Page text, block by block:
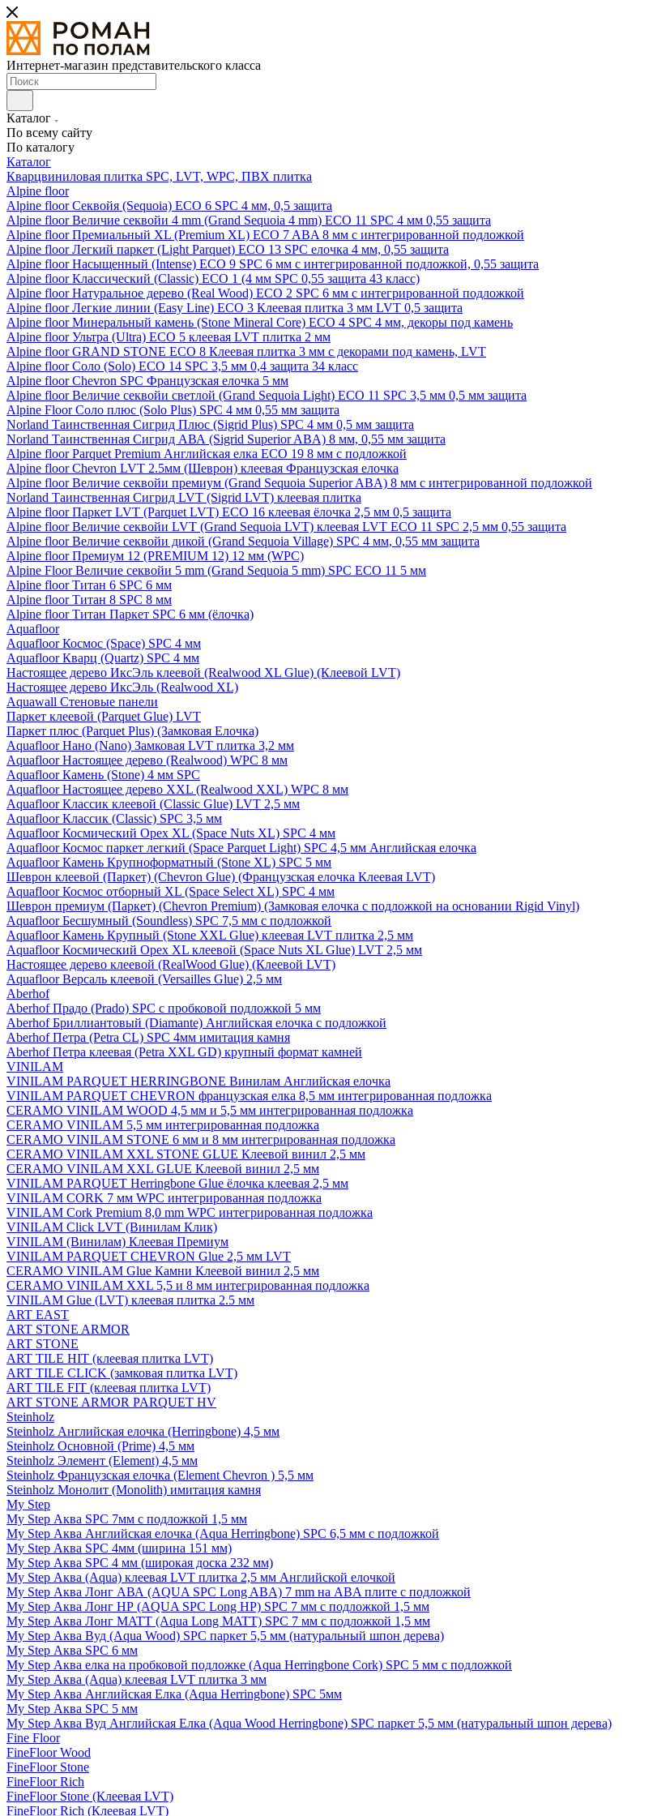
Интернет-магазин представительского класса
Каталог
По всему сайту
По каталогу
Каталог
Кварцвиниловая плитка SPC, LVT, WPC, ПВХ плитка
Alpine floor
Alpine floor Секвойя (Sequoia) ECO 6 SPC 4 мм, 0,5 защита
Alpine floor Величие секвойи 4 mm (Grand Sequoia 4 mm) ECO 11 SPC 4 мм 0,55 защита
Alpine floor Премиальный XL (Premium XL) ECO 7 ABA 8 мм с интегрированной подложкой
Alpine floor Легкий паркет (Light Parquet) ECO 13 SPC елочка 4 мм, 0,55 защита
Alpine floor Насыщенный (Intense) ECO 9 SPC 6 мм с интегрированной подложкой, 0,55 защита
Alpine floor Классический (Classic) ECO 1 (4 мм SPC 0,55 защита 43 класс)
Alpine floor Натуральное дерево (Real Wood) ECO 2 SPC 6 мм с интегрированной подложкой
Alpine floor Легкие линии (Easy Line) ECO 3 Клеевая плитка 3 мм LVT 0,5 защита
Alpine floor Минеральный камень (Stone Mineral Core) ECO 4 SPC 4 мм, декоры под камень
Alpine floor Ультра (Ultra) ECO 5 клеевая LVT плитка 2 мм
Alpine floor GRAND STONE ECO 8 Клеевая плитка 3 мм с декорами под камень, LVT
Alpine floor Соло (Solo) ECO 14 SPC 3,5 мм 0,4 защита 34 класс
Alpine floor Chevron SPC Французская елочка 5 мм
Alpine floor Величие секвойи светлой (Grand Sequoia Light) ECO 11 SPC 3,5 мм 0,5 мм защита
Alpine Floor Соло плюс (Solo Plus) SPC 4 мм 0,55 мм защита
Norland Таинственная Сигрид Плюс (Sigrid Plus) SPC 4 мм 0,5 мм защита
Norland Таинственная Сигрид АВА (Sigrid Superior ABA) 8 мм, 0,55 мм защита
Alpine floor Parquet Premium Английская елка ECO 19 8 мм с подложкой
Alpine floor Chevron LVT 2.5мм (Шеврон) клеевая Французская елочка
Alpine floor Величие секвойи премиум (Grand Sequoia Superior ABA) 8 мм с интегрированной подложкой
Norland Таинственная Сигрид LVT (Sigrid LVT) клеевая плитка
Alpine floor Паркет LVT (Parquet LVT) ECO 16 клеевая ёлочка 2,5 мм 0,5 защита
Alpine floor Величие секвойи LVT (Grand Sequoia LVT) клеевая LVT ECO 11 SPC 2,5 мм 0,55 защита
Alpine floor Величие секвойи дикой (Grand Sequoia Village) SPC 4 мм, 0,55 мм защита
Alpine floor Премиум 12 (PREMIUM 12) 12 мм (WPC)
Alpine Floor Величие секвойи 5 mm (Grand Sequoia 5 mm) SPC ECO 11 5 мм
Alpine floor Титан 6 SPC 6 мм
Alpine floor Титан 8 SPC 8 мм
Alpine floor Титан Паркет SPC 6 мм (ёлочка)
Aquafloor
Aquafloor Космос (Space) SPC 4 мм
Aquafloor Кварц (Quartz) SPC 4 мм
Настоящее дерево ИксЭль клеевой (Realwood XL Glue) (Клеевой LVT)
Настоящее дерево ИксЭль (Realwood XL)
Aquawall Стеновые панели
Паркет клеевой (Parquet Glue) LVT
Паркет плюс (Parquet Plus) (Замковая Елочка)
Aquafloor Нано (Nano) Замковая LVT плитка 3,2 мм
Aquafloor Настоящее дерево (Realwood) WPC 8 мм
Aquafloor Камень (Stone) 4 мм SPC
Aquafloor Настоящее дерево XXL (Realwood XXL) WPC 8 мм
Aquafloor Классик клеевой (Classic Glue) LVT 2,5 мм
Aquafloor Классик (Classic) SPC 3,5 мм
Aquafloor Космический Орех XL (Space Nuts XL) SPC 4 мм
Aquafloor Космос паркет легкий (Space Parquet Light) SPC 4,5 мм Английская елочка
Aquafloor Камень Крупноформатный (Stone XL) SPC 5 мм
Шеврон клеевой (Паркет) (Chevron Glue) (Французская елочка Клеевая LVT)
Aquafloor Космос отборный XL (Space Select XL) SPC 4 мм
Шеврон премиум (Паркет) (Chevron Premium) (Замковая елочка с подложкой на основании Rigid Vinyl)
Aquafloor Бесшумный (Soundless) SPC 7,5 мм с подложкой
Aquafloor Камень Крупный (Stone XXL Glue) клеевая LVT плитка 2,5 мм
Aquafloor Космический Орех XL клеевой (Space Nuts XL Glue) LVT 2,5 мм
Настоящее дерево клеевой (RealWood Glue) (Клеевой LVT)
Aquafloor Версаль клеевой (Versailles Glue) 2,5 мм
Aberhof
Aberhof Прадо (Prado) SPC с пробковой подложкой 5 мм
Aberhof Бриллиантовый (Diamante) Английская елочка с подложкой
Aberhof Петра (Petra CL) SPC 4мм имитация камня
Aberhof Петра клеевая (Petra XXL GD) крупный формат камней
VINILAM
VINILAM PARQUET HERRINGBONE Винилам Английская елочка
VINILAM PARQUET CHEVRON французская елка 8,5 мм интегрированная подложка
CERAMO VINILAM WOOD 4,5 мм и 5,5 мм интегрированная подложка
CERAMO VINILAM 5,5 мм интегрированная подложка
CERAMO VINILAM STONE 6 мм и 8 мм интегрированная подложка
CERAMO VINILAM XXL STONE GLUE Клеевой винил 2,5 мм
CERAMO VINILAM XXL GLUE Клеевой винил 2,5 мм
VINILAM PARQUET Herringbone Glue ёлочка клеевая 2,5 мм
VINILAM CORK 7 мм WPC интегрированная подложка
VINILAM Cork Premium 8,0 mm WPC интегрированная подложка
VINILAM Click LVT (Винилам Клик)
VINILAM (Винилам) Клеевая Премиум
VINILAM PARQUET CHEVRON Glue 2,5 мм LVT
CERAMO VINILAM Glue Камни Клеевой винил 2,5 мм
CERAMO VINILAM XXL 5,5 и 8 мм интегрированная подложка
VINILAM Glue (LVT) клеевая плитка 2.5 мм
ART EAST
ART STONE ARMOR
ART STONE
ART TILE HIT (клеевая плитка LVT)
ART TILE CLICK (замковая плитка LVT)
ART TILE FIT (клеевая плитка LVT)
ART STONE ARMOR PARQUET HV
Steinholz
Steinholz Английская елочка (Herringbone) 4,5 мм
Steinholz Основной (Prime) 4,5 мм
Steinholz Элемент (Element) 4,5 мм
Steinholz Французская елочка (Element Chevron ) 5,5 мм
Steinholz Монолит (Monolith) имитация камня
My Step
My Step Аква SPC 7мм c подложкой 1,5 мм
My Step Аква Английская елочка (Aqua Herringbone) SPC 6,5 мм с подложкой
My Step Аква SPC 4мм (ширина 151 мм)
My Step Аква SPC 4 мм (широкая доска 232 мм)
My Step Аква (Aqua) клеевая LVT плитка 2,5 мм Английской елочкой
My Step Аква Лонг АВА (AQUA SPC Long ABA) 7 mm на ABA плите с подложкой
My Step Аква Лонг НР (AQUA SPC Long HP) SPC 7 мм с подложкой 1,5 мм
My Step Аква Лонг MATT (Aqua Long MATT) SPC 7 мм с подложкой 1,5 мм
My Step Аква Вуд (Aqua Wood) SPC паркет 5,5 мм (натуральный шпон дерева)
My Step Аква SPC 6 мм
My Step Аква елка на пробковой подложке (Aqua Herringbone Cork) SPC 5 мм с подложкой
My Step Аква (Aqua) клеевая LVT плитка 3 мм
My Step Аква Английская Елка (Aqua Herringbone) SPC 5мм
My Step Аква SPC 5 мм
My Step Аква Вуд Английская Елка (Aqua Wood Herringbone) SPC паркет 5,5 мм (натуральный шпон дерева)
Fine Floor
FineFloor Wood
FineFloor Stone
FineFloor Rich
FineFloor Stone (Клеевая LVT)
FineFloor Rich (Клеевая LVT)